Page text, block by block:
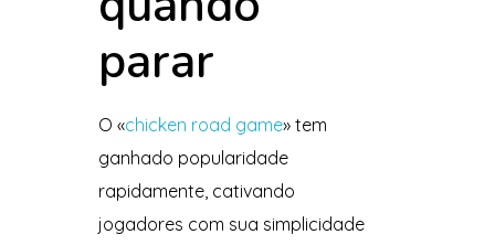
parar
O «chicken road game» tem
ganhado popularidade
rapidamente, cativando
jogadores com sua simplicidade